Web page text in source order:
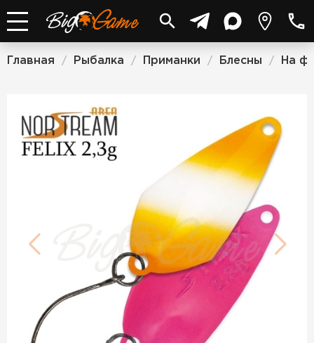
Главная / Рыбалка / Приманки / Блесны / На